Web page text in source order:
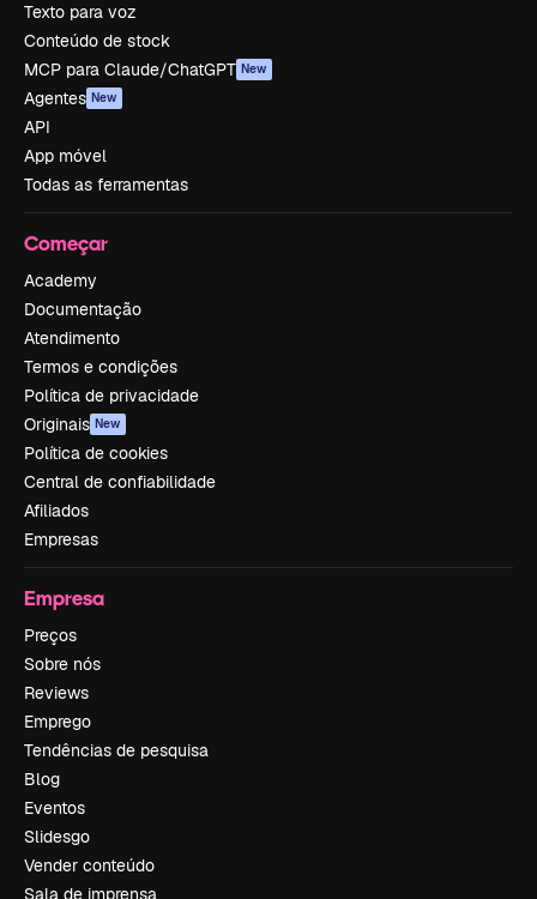
Texto para voz
Conteúdo de stock
MCP para Claude/ChatGPT New
Agentes New
API
App móvel
Todas as ferramentas
Começar
Academy
Documentação
Atendimento
Termos e condições
Política de privacidade
Originais New
Política de cookies
Central de confiabilidade
Afiliados
Empresas
Empresa
Preços
Sobre nós
Reviews
Emprego
Tendências de pesquisa
Blog
Eventos
Slidesgo
Vender conteúdo
Sala de imprensa